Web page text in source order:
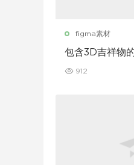
figma素材
包含3D吉祥物
912